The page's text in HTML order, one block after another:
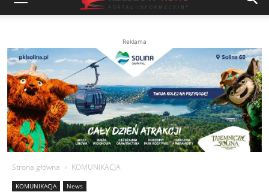
Reklama
Strona główna KOMUNIKACJA
KOMUNIKACJA News